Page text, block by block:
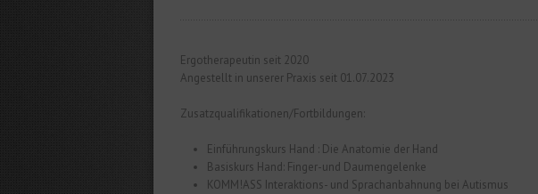
Ergotherapeutin seit 2020
Angestellt in unserer Praxis seit 01.07.2023
Zusatzqualifikationen/Fortbildungen:
Einführungskurs Hand : Die Anatomie der Hand
Basiskurs Hand: Finger-und Daumengelenke
KOMM!ASS Interaktions- und Sprachanbahnung bei Autismus